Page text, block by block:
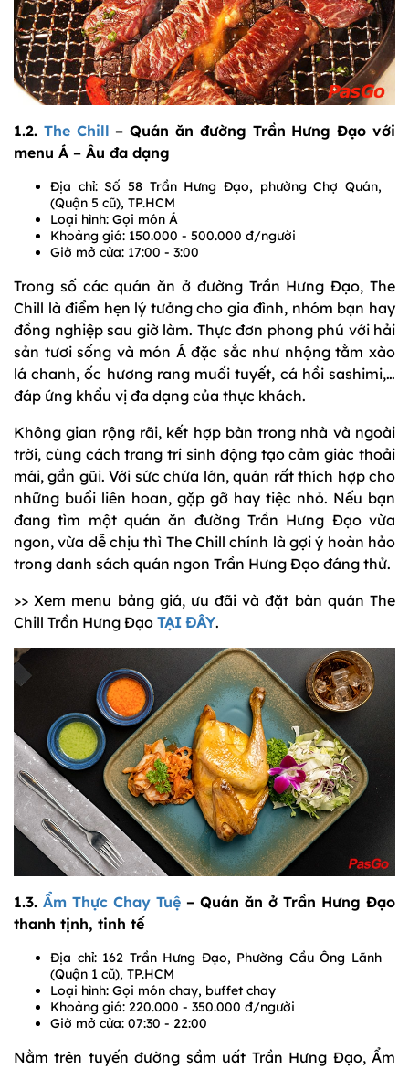
1.2. The Chill – Quán ăn đường Trần Hưng Đạo với
menu Á – Âu đa dạng
Địa chỉ: Số 58 Trần Hưng Đạo, phường Chợ Quán,
(Quận 5 cũ), TP.HCM
Loại hình: Gọi món Á
Khoảng giá: 150.000 - 500.000 đ/người
Giờ mở cửa: 17:00 - 3:00
Trong số các quán ăn ở đường Trần Hưng Đạo, The
Chill là điểm hẹn lý tưởng cho gia đình, nhóm bạn hay
đồng nghiệp sau giờ làm. Thực đơn phong phú với hải
sản tươi sống và món Á đặc sắc như nhộng tằm xào
lá chanh, ốc hương rang muối tuyết, cá hồi sashimi,…
đáp ứng khẩu vị đa dạng của thực khách.
Không gian rộng rãi, kết hợp bàn trong nhà và ngoài
trời, cùng cách trang trí sinh động tạo cảm giác thoải
mái, gần gũi. Với sức chứa lớn, quán rất thích hợp cho
những buổi liên hoan, gặp gỡ hay tiệc nhỏ. Nếu bạn
đang tìm một quán ăn đường Trần Hưng Đạo vừa
ngon, vừa dễ chịu thì The Chill chính là gợi ý hoàn hảo
trong danh sách quán ngon Trần Hưng Đạo đáng thử.
>> Xem menu bảng giá, ưu đãi và đặt bàn quán The
Chill Trần Hưng Đạo TẠI ĐÂY.
1.3. Ẩm Thực Chay Tuệ – Quán ăn ở Trần Hưng Đạo
thanh tịnh, tinh tế
Địa chỉ: 162 Trần Hưng Đạo, Phường Cầu Ông Lãnh
(Quận 1 cũ), TP.HCM
Loại hình: Gọi món chay, buffet chay
Khoảng giá: 220.000 - 350.000 đ/người
Giờ mở cửa: 07:30 - 22:00
Nằm trên tuyến đường sầm uất Trần Hưng Đạo, Ẩm